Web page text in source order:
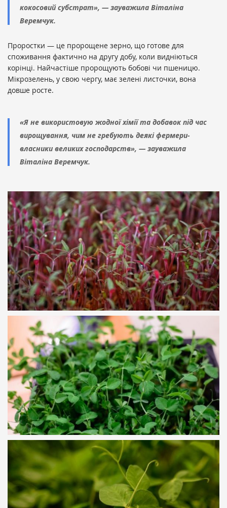
кокосовий субстрат», — зауважила Віталіна
Веремчук.
Проростки — це пророщене зерно, що готове для
споживання фактично на другу добу, коли видніються
корінці. Найчастіше пророщують бобові чи пшеницю.
Мікрозелень, у свою чергу, має зелені листочки, вона
довше росте.
«Я не використовую жодної хімії та добавок під час
вирощування, чим не гребують деякі фермери-
власники великих господарств», — зауважила
Віталіна Веремчук.